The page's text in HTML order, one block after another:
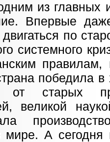
из главных
Впервые
по
системного
правилам,
победила в
от старых
великой
мире. А